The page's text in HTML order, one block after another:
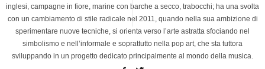
inglesi, campagne in fiore, marine con barche a secco, trabocchi; ha una svolta
con un cambiamento di stile radicale nel 2011, quando nella sua ambizione di
sperimentare nuove tecniche, si orienta verso l’arte astratta sfociando nel
simbolismo e nell’informale e soprattutto nella pop art, che sta tuttora
sviluppando in un progetto dedicato principalmente al mondo della musica.